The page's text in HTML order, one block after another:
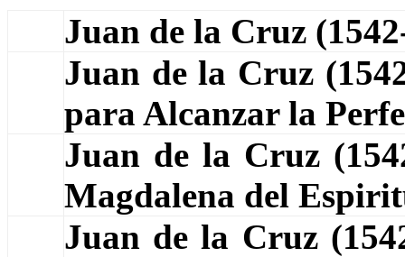
Juan de la Cruz
Juan de la Cruz
para Alcanzar la
Juan de la Cruz
Magdalena del
Juan de la Cruz